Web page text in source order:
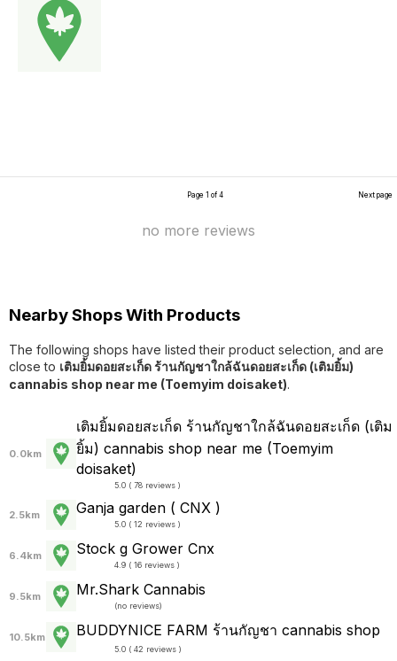
Page 1 of 4 Next page
no more reviews
Nearby Shops With Products
The following shops have listed their product selection, and are
close to เติมยิ้มดอยสะเก็ด ร้านกัญชาใกล้ฉันดอยสะเก็ด (เติมยิ้ม)
cannabis shop near me (Toemyim doisaket).
0.0km
เติมยิ้มดอยสะเก็ด ร้านกัญชาใกล้ฉันดอยสะเก็ด (เติม
ยิ้ม) cannabis shop near me (Toemyim
doisaket)
5.0 ( 78 reviews )
2.5km Ganja garden ( CNX )
5.0 ( 12 reviews )
6.4km Stock g Grower Cnx
4.9 ( 16 reviews )
9.5km Mr.Shark Cannabis
(no reviews)
10.5km BUDDYNICE FARM ร้านกัญชา cannabis shop
5.0 ( 42 reviews )